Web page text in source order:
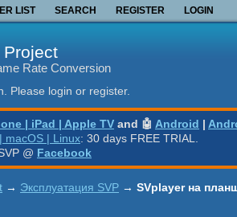
LIST SEARCH REGISTER LOGIN
Project
Rate Conversion
Please login or register.
| iPad | Apple TV and 🤖 Android |
macOS | Linux: 30 days FREE TRIAL.
@ Facebook
→ Эксплуатация SVP → SVplayer на